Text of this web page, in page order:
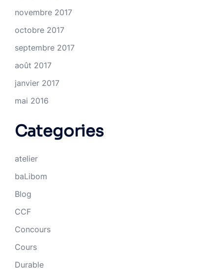
novembre 2017
octobre 2017
septembre 2017
août 2017
janvier 2017
mai 2016
Categories
atelier
baLibom
Blog
CCF
Concours
Cours
Durable